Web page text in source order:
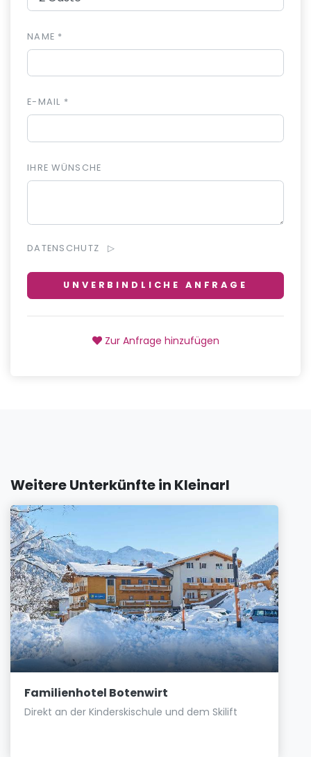
NAME *
E-MAIL *
IHRE WÜNSCHE
DATENSCHUTZ
UNVERBINDLICHE ANFRAGE
Zur Anfrage hinzufügen
Weitere Unterkünfte in Kleinarl
Familienhotel Botenwirt
Direkt an der Kinderskischule und dem Skilift